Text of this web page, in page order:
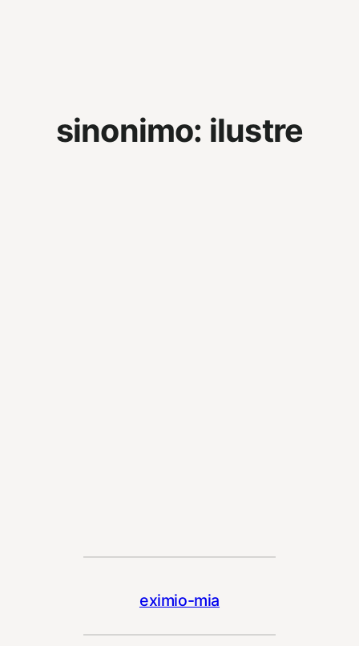
sinonimo: ilustre
eximio-mia